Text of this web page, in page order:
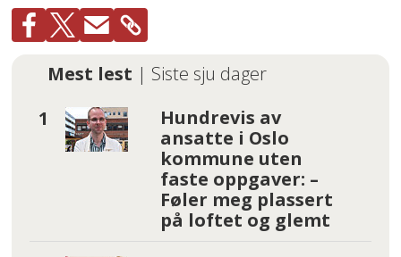
Mest lest | Siste sju dager
Hundrevis av
ansatte i Oslo
kommune uten
faste oppgaver: –
Føler meg plassert
på loftet og glemt